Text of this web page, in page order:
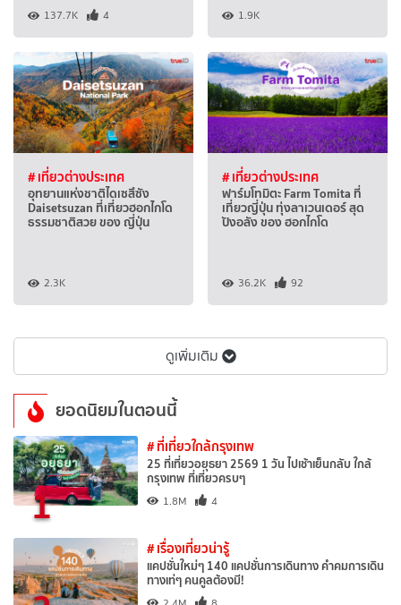
137.7K 4 1.9K
# เที่ยวต่างประเทศ
อุทยานแห่งชาติไดเซสึซัง
Daisetsuzan ที่เที่ยวฮอกไกโด
ธรรมชาติสวย ของ ญี่ปุ่น
2.3K
# เที่ยวต่างประเทศ
ฟาร์มโทมิตะ Farm Tomita ที่
เที่ยวญี่ปุ่น ทุ่งลาเวนเดอร์ สุด
ปังอลัง ของ ฮอกไกโด
36.2K 92
ดูเพิ่มเติม
ยอดนิยมในตอนนี้
1
# ที่เที่ยวใกล้กรุงเทพ
25 ที่เที่ยวอยุธยา 2569 1 วัน ไปเช้าเย็นกลับ ใกล้
กรุงเทพ ที่เที่ยวครบๆ
1.8M 4
# เรื่องเที่ยวน่ารู้
แคปชั่นใหม่ๆ 140 แคปชั่นการเดินทาง คำคมการเดิน
ทางเท่ๆ คนคูลต้องมี!